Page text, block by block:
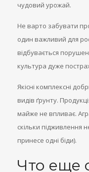
чудовий урожай.
Не варто забувати
один важливий для
відбувається
культура дуже
Якісні комплексні
видів ґрунту.
майже не впливає.
скільки підживлення
принесе одні біди).
Что еще